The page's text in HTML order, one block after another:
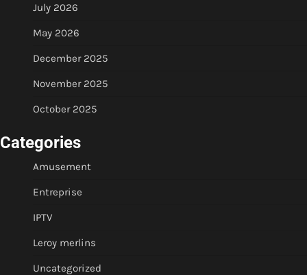
July 2026
May 2026
December 2025
November 2025
October 2025
Categories
Amusement
Entreprise
IPTV
Leroy merlins
Uncategorized